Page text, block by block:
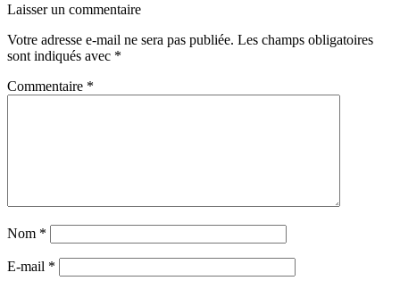
Laisser un commentaire
Votre adresse e-mail ne sera pas publiée. Les champs obligatoires
sont indiqués avec *
Commentaire *
Nom *
E-mail *